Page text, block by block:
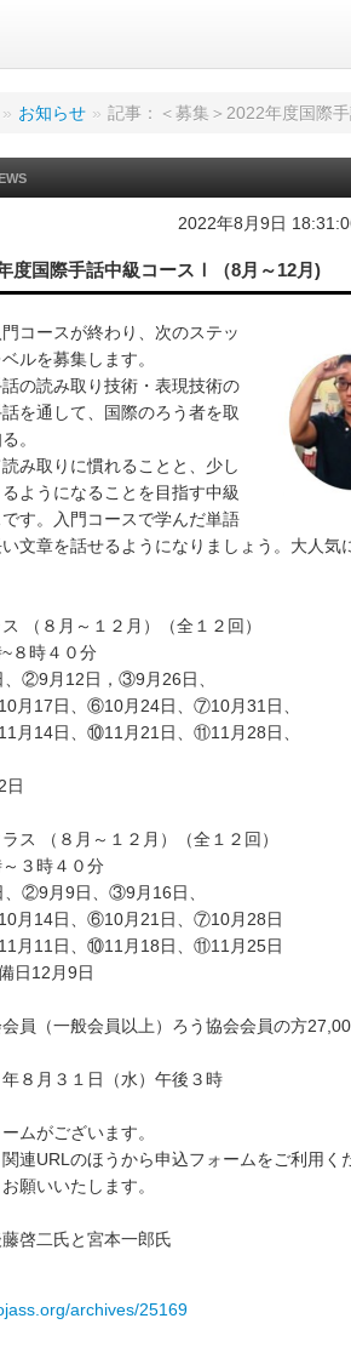
» お知らせ » 記事：＜募集＞2022年度国際
2022年8月9日
度国際手話中級コースⅠ（8月～12月)
コースが終わり、次のステッ
ルを募集します。
の読み取り技術・表現技術の
を通して、国際のろう者を取
。
み取りに慣れることと、少し
ようになることを目指す中級
す。入門コースで学んだ単語
文章を話せるようになりましょう。大人
（８月～１２月）（全１２回）
８時４０分
②9月12日，③9月26日、
月17日、⑥10月24日、⑦10月31日、
月14日、⑩11月21日、⑪11月28日、
日
ス （８月～１２月）（全１２回）
３時４０分
②9月9日、③9月16日、
月14日、⑥10月21日、⑦10月28日
月11日、⑩11月18日、⑪11月25日
日12月9日
員（一般会員以上）ろう協会会員の方
８月３１日（水）午後３時
ムがございます。
連URLのほうから申込フォームをご利用く
願いいたします。
啓二氏と宮本一郎氏
archives/25169